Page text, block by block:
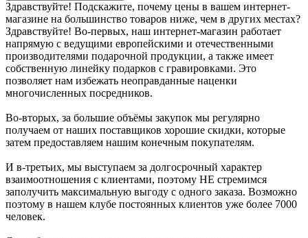
Здравствуйте! Подскажите, почему цены в вашем интернет-
магазине на большинство товаров ниже, чем в других местах?
Здравствуйте! Во-первых, наш интернет-магазин работает
напрямую с ведущими европейскими и отечественными
производителями подарочной продукции, а также имеет
собственную линейку подарков с гравировками. Это
позволяет нам избежать неоправданные наценки
многочисленных посредников.
Во-вторых, за большие объёмы закупок мы регулярно
получаем от наших поставщиков хорошие скидки, которые
затем предоставляем нашим конечным покупателям.
И в-третьих, мы выступаем за долгосрочный характер
взаимоотношения с клиентами, поэтому НЕ стремимся
заполучить максимальную выгоду с одного заказа. Возможно
поэтому в нашем клубе постоянных клиентов уже более 7000
человек.